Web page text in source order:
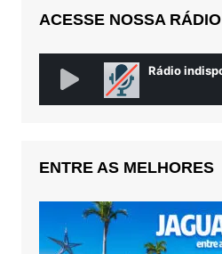
ACESSE NOSSA RÁDIO
ENTRE AS MELHORES